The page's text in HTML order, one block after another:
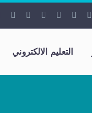
التعليم الالكتروني